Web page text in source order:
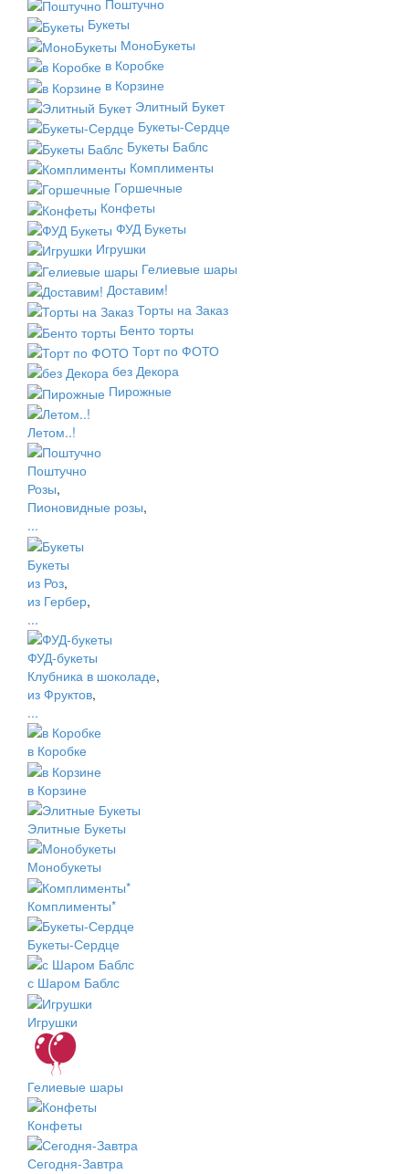
Поштучно
Букеты
МоноБукеты
в Коробке
в Корзине
Элитный Букет
Букеты-Сердце
Букеты Баблс
Комплименты
Горшечные
Конфеты
ФУД Букеты
Игрушки
Гелиевые шары
Доставим!
Торты на Заказ
Бенто торты
Торт по ФОТО
без Декора
Пирожные
Летом..!
Поштучно
Розы,
Пионовидные розы,
...
Букеты
из Роз,
из Гербер,
...
ФУД-букеты
Клубника в шоколаде,
из Фруктов,
...
в Коробке
в Корзине
Элитные Букеты
Монобукеты
Комплименты*
Букеты-Сердце
с Шаром Баблс
Игрушки
Гелиевые шары
Конфеты
Сегодня-Завтра